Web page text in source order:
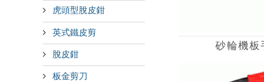
砂輪機板
虎頭型脫皮鉗
英式鐵皮剪
脫皮鉗
板金剪刀